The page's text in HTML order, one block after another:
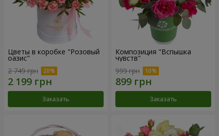
Цветы в коробке "Розовый
оазис"
2 749 грн
Заказать
Композиция "Вспышка
чувств"
999 грн
Заказать